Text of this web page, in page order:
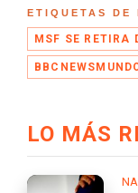
ETIQUETAS DE
MSF SE RETIRA
LO MÁS